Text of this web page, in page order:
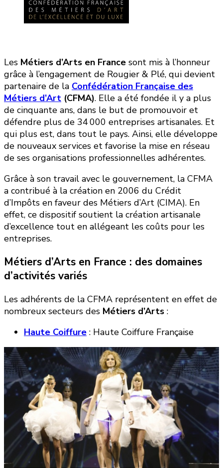
Les Métiers d’Arts en France sont mis à l’honneur
grâce à l’engagement de Rougier & Plé, qui devient
partenaire de la Confédération Française des
Métiers d’Art (CFMA). Elle a été fondée il y a plus
de cinquante ans, dans le but de promouvoir et
défendre plus de 34 000 entreprises artisanales. Et
qui plus est, dans tout le pays. Ainsi, elle développe
de nouveaux services et favorise la mise en réseau
de ses organisations professionnelles adhérentes.
Grâce à son travail avec le gouvernement, la CFMA
a contribué à la création en 2006 du Crédit
d’Impôts en faveur des Métiers d’Art (CIMA). En
effet, ce dispositif soutient la création artisanale
d’excellence tout en allégeant les coûts pour les
entreprises.
Métiers d’Arts en France : des domaines
d’activités variés
Les adhérents de la CFMA représentent en effet de
nombreux secteurs des Métiers d’Arts :
Haute Coiffure : Haute Coiffure Française